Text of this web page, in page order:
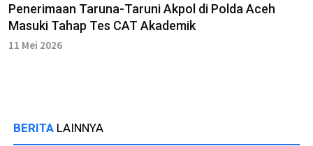
Penerimaan Taruna-Taruni Akpol di Polda Aceh
Masuki Tahap Tes CAT Akademik
11 Mei 2026
BERITA LAINNYA